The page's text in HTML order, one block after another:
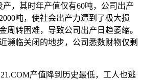
，其时年产值仅有60吨，公司出产
吨，使社会出产力遭到了极大损
周转困难，导致公司出产日趋萎缩。
濒临关闭的地步，公司悉数财物仅剩
产值降到历史最低，工人也逃